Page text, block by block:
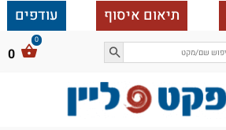
תיאום איסוף עודפים
0